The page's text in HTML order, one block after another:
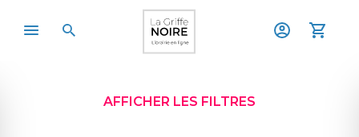
AFFICHER LES FILTRES